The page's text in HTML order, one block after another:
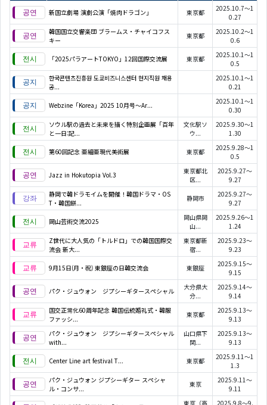
新国立劇場 演劇公演「焼肉ドラゴン」 東京都
2025.10.7～1
0.27
韓国国立交響楽団 ブラームス・チャイコフス
キー
東京都
2025.10.2～1
0.6
「2025パラアートTOKYO」12回国際交流展 東京都
2025.10.1～1
0.5
한국콘텐츠진흥원 도쿄비즈니스센터 현지직원 채용
공...
2025.10.1～1
0.21
Webzine「Korea」2025 10月号～Ar...
2025.10.1～1
0.30
ソウル駅の過去と未来を描く特別企画展「百年
と一日:記...
文化駅ソ
ウ...
2025.9.30～1
1.30
第60回記念 亜細亜現代美術展 東京都
2025.9.28～1
0.5
Jazz in Hokutopia Vol.3
東京都北
区...
2025.9.27～
9.27
静岡で韓ドラモイムを開催！韓国ドラマ・OS
T・韓国餅...
静岡市
2025.9.27～
9.27
岡山芸術交流2025
岡山県岡
山...
2025.9.26～1
1.24
Z世代に大人気の「トルドロ」での韓国国際交
流会 新大...
東京都新
宿...
2025.9.23～
9.23
9月15日(月・祝) 東銀座の日韓交流会 東銀座
2025.9.15～
9.15
パク・ジュウォン ジプシーギタースペシャル
大分県大
分...
2025.9.14～
9.14
国交正常化60周年記念 韓国伝統婚礼式・韓服
ファッシ...
東京都
2025.9.13～
9.13
パク・ジュウォン ジプシーギタースペシャル
with...
山口県下
関...
2025.9.13～
9.13
Center Line art festival T... 東京都
2025.9.11～1
1.3
パク・ジュウォン ジプシーギター スペシャ
ル・コンサ...
東京
2025.9.11～
9.11
東京（高
2025.9.8～9.